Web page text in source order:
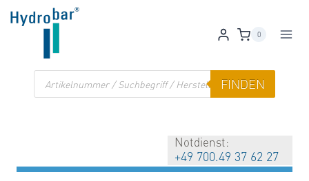
Zum
Inhalt
0
Products
search
FINDEN
Notdienst:
+49 700.49 37 62 27